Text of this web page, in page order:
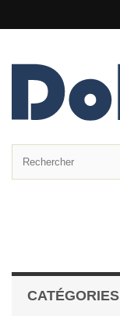
CATÉGORIES